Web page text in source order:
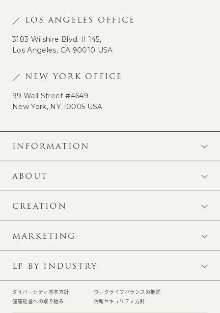
LOS ANGELES OFFICE
3183 Wilshire Blvd. # 145,
Los Angeles, CA 90010 USA
NEW YORK OFFICE
99 Wall Street #4649
New York, NY 10005 USA
INFORMATION
ABOUT
CREATION
MARKETING
LP BY INDUSTRY
ダイバーシティ基本方針
ワークライフバランスの推進
健康経営への取り組み
情報セキュリティ方針